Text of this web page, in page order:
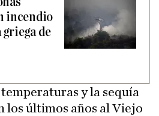
incendio
de
y la sequía
los últimos años al Viejo